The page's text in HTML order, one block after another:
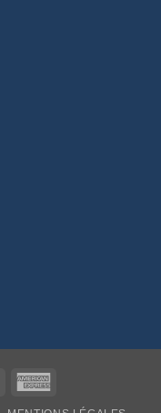
MasterCard